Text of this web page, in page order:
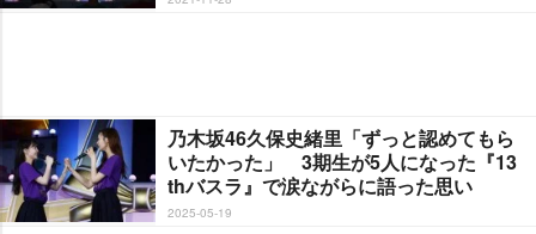
乃木坂46久保史緒里「ずっと認めてもら
いたかった」 3期生が5人になった『13
thバスラ』で涙ながらに語った思い
2025-05-19